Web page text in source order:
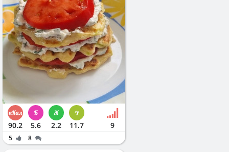
90.2 5.6 2.2 11.7 9
5 8